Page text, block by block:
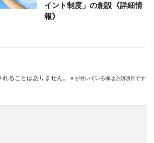
イント制度」の創設《詳細情
報》
ることはありません。 ※ が付いている欄は必須項目です